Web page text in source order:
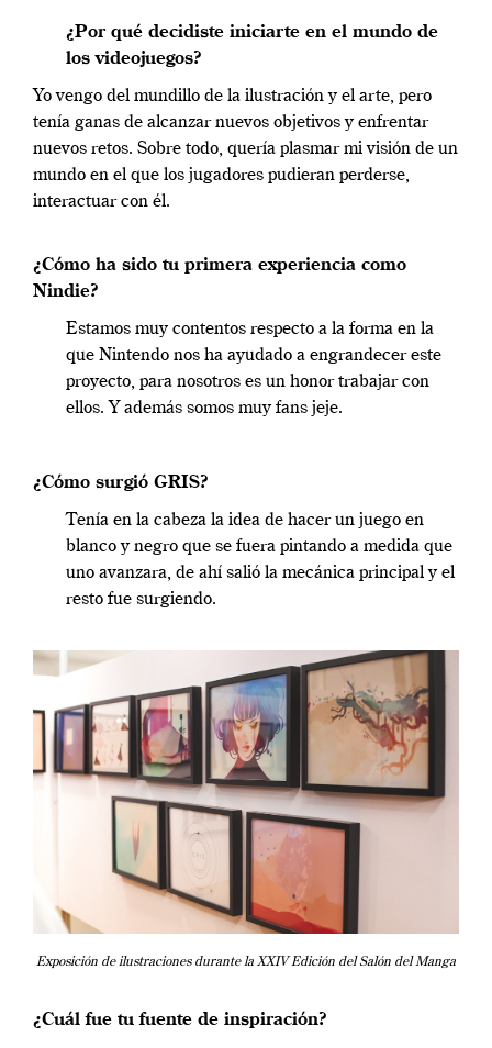
¿Por qué decidiste iniciarte en el mundo de
los videojuegos?
Yo vengo del mundillo de la ilustración y el arte, pero
tenía ganas de alcanzar nuevos objetivos y enfrentar
nuevos retos. Sobre todo, quería plasmar mi visión de un
mundo en el que los jugadores pudieran perderse,
interactuar con él.
¿Cómo ha sido tu primera experiencia como
Nindie?
Estamos muy contentos respecto a la forma en la
que Nintendo nos ha ayudado a engrandecer este
proyecto, para nosotros es un honor trabajar con
ellos. Y además somos muy fans jeje.
¿Cómo surgió GRIS?
Tenía en la cabeza la idea de hacer un juego en
blanco y negro que se fuera pintando a medida que
uno avanzara, de ahí salió la mecánica principal y el
resto fue surgiendo.
Exposición de ilustraciones durante la XXIV Edición del Salón del Manga
¿Cuál fue tu fuente de inspiración?